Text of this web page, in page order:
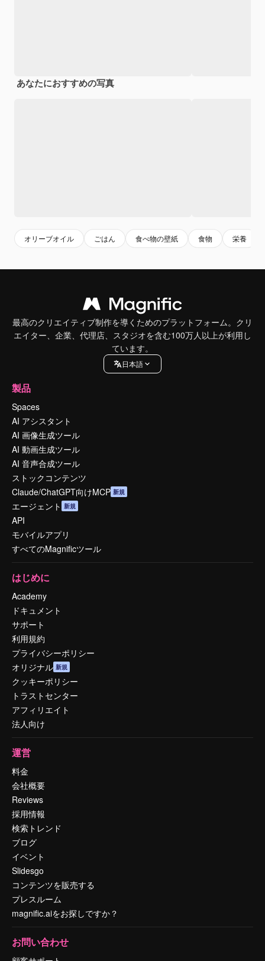
あなたにおすすめの写真
オリーブオイル ごはん 食べ物の壁紙 食物 栄養
最高のクリエイティブ制作を導くためのプラットフォーム。クリ
エイター、企業、代理店、スタジオを含む100万人以上が利用し
ています。
日本語
製品
Spaces
AI アシスタント
AI 画像生成ツール
AI 動画生成ツール
AI 音声合成ツール
ストックコンテンツ
Claude/ChatGPT向けMCP 新規
エージェント 新規
API
モバイルアプリ
すべてのMagnificツール
はじめに
Academy
ドキュメント
サポート
利用規約
プライバシーポリシー
オリジナル 新規
クッキーポリシー
トラストセンター
アフィリエイト
法人向け
運営
料金
会社概要
Reviews
採用情報
検索トレンド
ブログ
イベント
Slidesgo
コンテンツを販売する
プレスルーム
magnific.aiをお探しですか？
お問い合わせ